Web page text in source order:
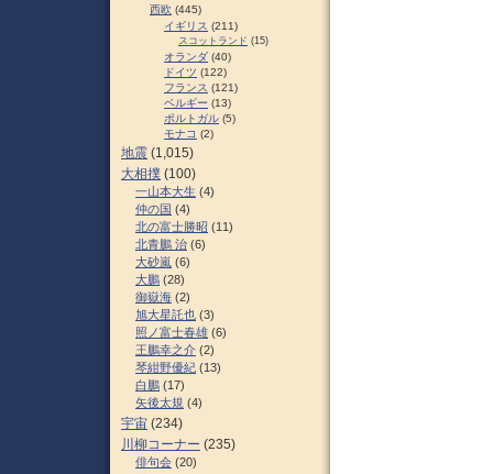
西欧 (445)
イギリス (211)
スコットランド (15)
オランダ (40)
ドイツ (122)
フランス (121)
ベルギー (13)
ポルトガル (5)
モナコ (2)
地震 (1,015)
大相撲 (100)
一山本大生 (4)
仲の国 (4)
北の富士勝昭 (11)
北青鵬 治 (6)
大砂嵐 (6)
大鵬 (28)
御嶽海 (2)
旭大星託也 (3)
照ノ富士春雄 (6)
王鵬幸之介 (2)
琴紺野優紀 (13)
白鵬 (17)
矢後太規 (4)
宇宙 (234)
川柳コーナー (235)
俳句会 (20)